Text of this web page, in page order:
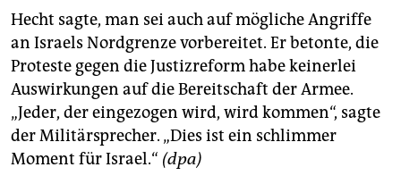
Hecht sagte, man sei auch auf mögliche Angriffe
an Israels Nordgrenze vorbereitet. Er betonte, die
Proteste gegen die Justizreform habe keinerlei
Auswirkungen auf die Bereitschaft der Armee.
„Jeder, der eingezogen wird, wird kommen“, sagte
der Militärsprecher. „Dies ist ein schlimmer
Moment für Israel.“ (dpa)